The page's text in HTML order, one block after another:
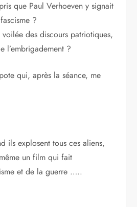
que Paul Verhoeven y signait
?
des discours patriotiques,
l’embrigadement ?
qui, après la séance, me
ils explosent tous ces aliens,
un film qui fait
et de la guerre …..